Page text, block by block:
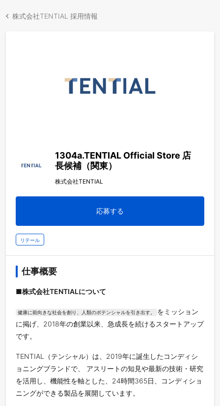
株式会社TENTIAL 採用情報
1304a.TENTIAL Official Store 店
長候補（関東）
株式会社TENTIAL
応募する
リテール
仕事概要
■株式会社TENTIALについて
健康に前向きな社会を創り、人類のポテンシャルを引き出す。
をミッション
に掲げ、2018年の創業以来、急成長を続けるスタートアップ
です。
TENTIAL（テンシャル）は、2019年に誕生したコンディシ
ョニングブランドで、 アスリートの知見や最新の技術・研究
を活用し、機能性を軸とした、24時間365日、コンディショ
ニングができる製品を展開しています。